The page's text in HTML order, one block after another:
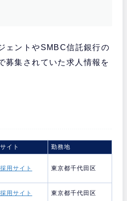
ェントやSMBC信託銀行の
募集されていた求人情報を
イト
勤務地
用サイト 東京都千代田区
用サイト 東京都千代田区